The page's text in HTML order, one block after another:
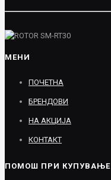
МЕНИ
ПОЧЕТНА
БРЕНДОВИ
НА АКЦИЈА
КОНТАКТ
ПОМОШ ПРИ КУПУВАЊЕ